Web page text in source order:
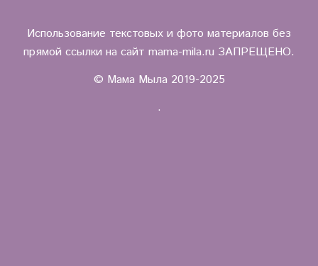
Использование текстовых и фото материалов без
прямой ссылки на сайт mama-mila.ru ЗАПРЕЩЕНО.
© Мама Мыла 2019-2025
.